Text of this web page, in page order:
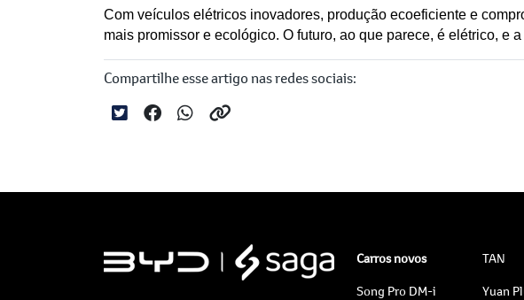
Com veículos elétricos inovadores, produção ecoeficiente e
mais promissor e ecológico. O futuro, ao que parece, é elétrico, e
Compartilhe esse artigo nas redes sociais:
Carros novos
Song Pro DM-i
TAN
Yuan